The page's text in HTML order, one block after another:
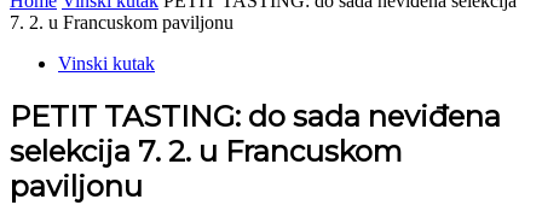
7. 2. u Francuskom paviljonu
Vinski kutak
PETIT TASTING: do sada neviđena
selekcija 7. 2. u Francuskom
paviljonu